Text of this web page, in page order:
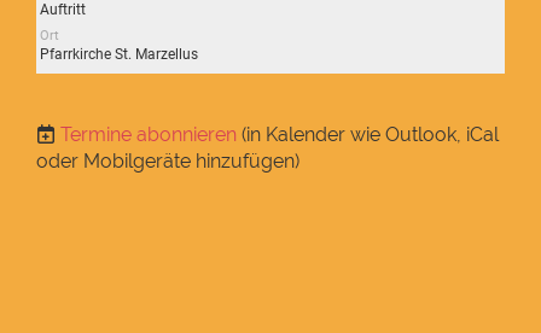
Auftritt
Ort
Pfarrkirche St. Marzellus
Termine abonnieren (in Kalender wie Outlook, iCal
oder Mobilgeräte hinzufügen)